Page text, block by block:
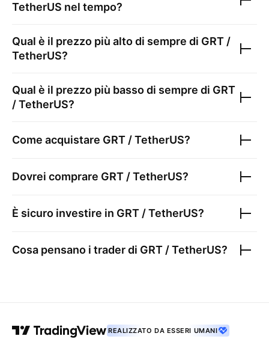
TetherUS nel tempo?
Qual è il prezzo più alto di sempre di GRT /
TetherUS?
Qual è il prezzo più basso di sempre di GRT
/ TetherUS?
Come acquistare GRT / TetherUS?
Dovrei comprare GRT / TetherUS?
È sicuro investire in GRT / TetherUS?
Cosa pensano i trader di GRT / TetherUS?
REALIZZATO DA ESSERI UMANI